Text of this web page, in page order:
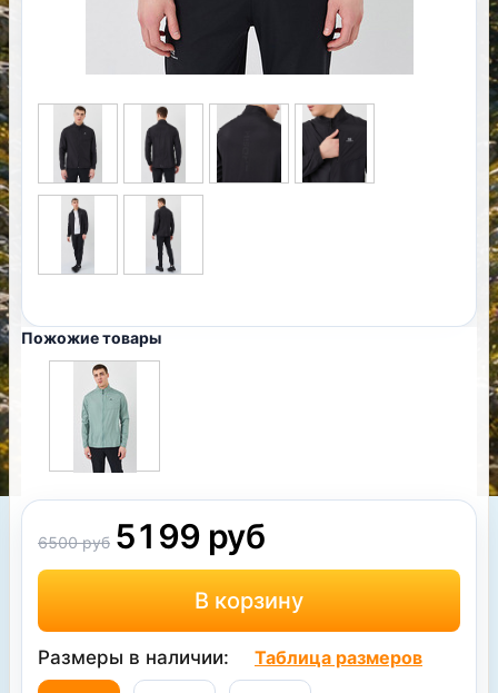
Пожожие товары
6500 руб 5199 руб
Размеры в наличии: Таблица размеров